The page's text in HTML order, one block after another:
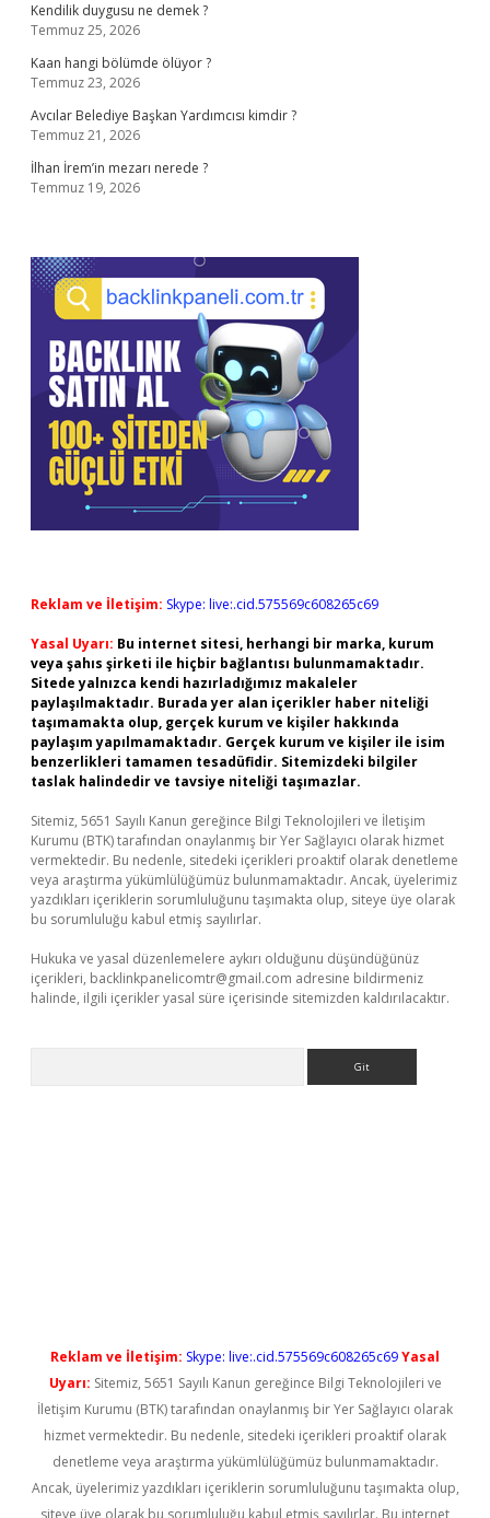
Kendilik duygusu ne demek ?
Temmuz 25, 2026
Kaan hangi bölümde ölüyor ?
Temmuz 23, 2026
Avcılar Belediye Başkan Yardımcısı kimdir ?
Temmuz 21, 2026
İlhan İrem’in mezarı nerede ?
Temmuz 19, 2026
Reklam ve İletişim: Skype: live:.cid.575569c608265c69
Yasal Uyarı: Bu internet sitesi, herhangi bir marka, kurum
veya şahıs şirketi ile hiçbir bağlantısı bulunmamaktadır.
Sitede yalnızca kendi hazırladığımız makaleler
paylaşılmaktadır. Burada yer alan içerikler haber niteliği
taşımamakta olup, gerçek kurum ve kişiler hakkında
paylaşım yapılmamaktadır. Gerçek kurum ve kişiler ile isim
benzerlikleri tamamen tesadüfidir. Sitemizdeki bilgiler
taslak halindedir ve tavsiye niteliği taşımazlar.
Sitemiz, 5651 Sayılı Kanun gereğince Bilgi Teknolojileri ve İletişim
Kurumu (BTK) tarafından onaylanmış bir Yer Sağlayıcı olarak hizmet
vermektedir. Bu nedenle, sitedeki içerikleri proaktif olarak denetleme
veya araştırma yükümlülüğümüz bulunmamaktadır. Ancak, üyelerimiz
yazdıkları içeriklerin sorumluluğunu taşımakta olup, siteye üye olarak
bu sorumluluğu kabul etmiş sayılırlar.
Hukuka ve yasal düzenlemelere aykırı olduğunu düşündüğünüz
içerikleri, backlinkpanelicomtr@gmail.com adresine bildirmeniz
halinde, ilgili içerikler yasal süre içerisinde sitemizden kaldırılacaktır.
Reklam ve İletişim: Skype: live:.cid.575569c608265c69Yasal
Uyarı: Sitemiz, 5651 Sayılı Kanun gereğince Bilgi Teknolojileri ve
İletişim Kurumu (BTK) tarafından onaylanmış bir Yer Sağlayıcı olarak
hizmet vermektedir. Bu nedenle, sitedeki içerikleri proaktif olarak
denetleme veya araştırma yükümlülüğümüz bulunmamaktadır.
Ancak, üyelerimiz yazdıkları içeriklerin sorumluluğunu taşımakta olup,
siteye üye olarak bu sorumluluğu kabul etmiş sayılırlar. Bu internet